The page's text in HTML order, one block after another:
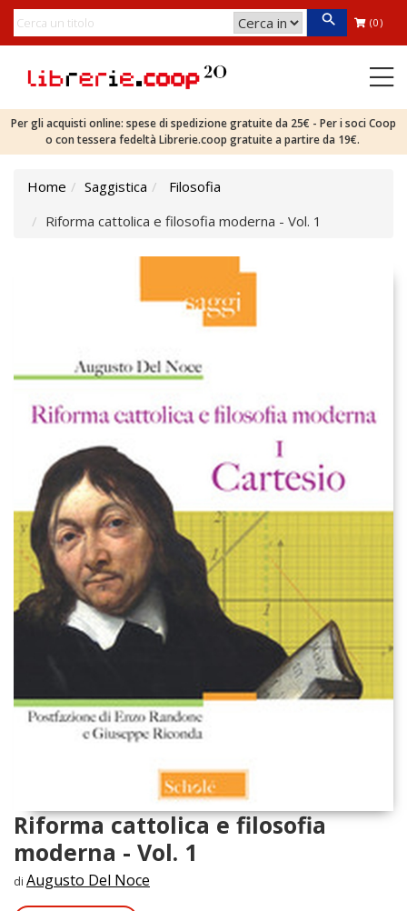
(0)
Per gli acquisti online: spese di spedizione gratuite da 25€ - Per i soci Coop
o con tessera fedeltà Librerie.coop gratuite a partire da 19€.
Home Saggistica
Filosofia
Riforma cattolica e filosofia moderna - Vol. 1
Riforma cattolica e filosofia
moderna - Vol. 1
di Augusto Del Noce